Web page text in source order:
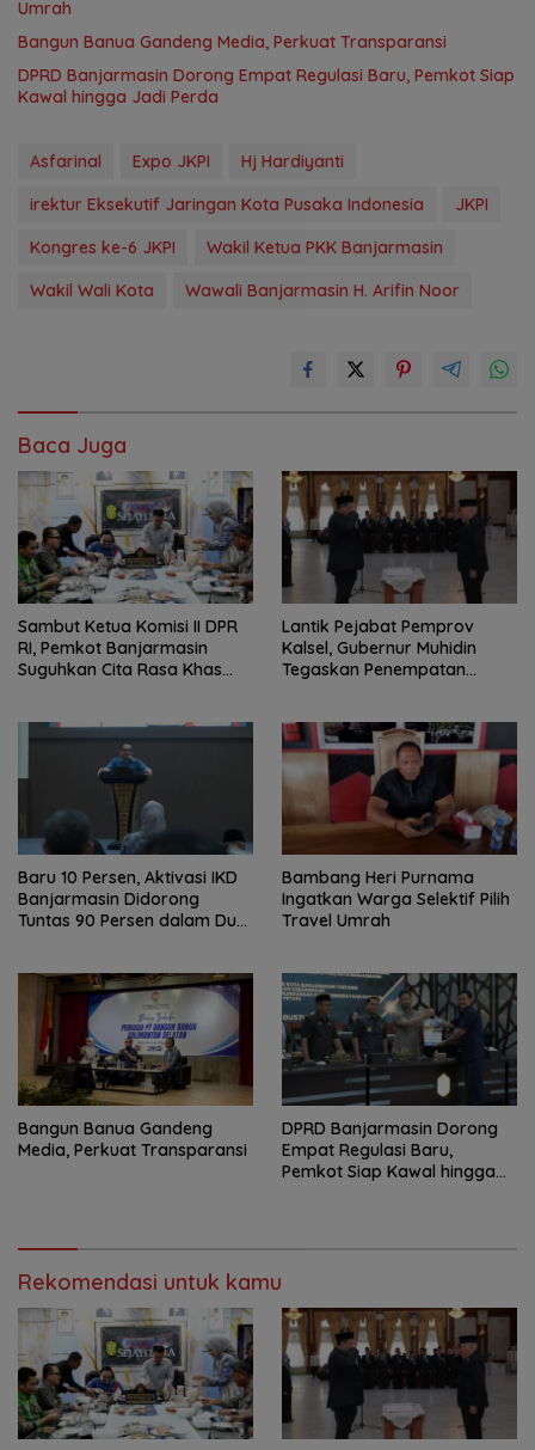
Umrah
Bangun Banua Gandeng Media, Perkuat Transparansi
DPRD Banjarmasin Dorong Empat Regulasi Baru, Pemkot Siap
Kawal hingga Jadi Perda
Asfarinal Expo JKPI
Hj Hardiyanti
irektur Eksekutif Jaringan Kota Pusaka Indonesia
JKPI
Kongres ke-6 JKPI
Wakil Ketua PKK Banjarmasin
Wakil Wali Kota
Wawali Banjarmasin H. Arifin Noor
Baca Juga
Sambut Ketua Komisi II DPR
RI, Pemkot Banjarmasin
Suguhkan Cita Rasa Khas
Lantik Pejabat Pemprov
Kalsel, Gubernur Muhidin
Tegaskan Penempatan
Baru 10 Persen, Aktivasi IKD
Banjarmasin Didorong
Tuntas 90 Persen dalam Dua
Bambang Heri Purnama
Ingatkan Warga Selektif Pilih
Travel Umrah
Bangun Banua Gandeng
Media, Perkuat Transparansi
DPRD Banjarmasin Dorong
Empat Regulasi Baru,
Pemkot Siap Kawal hingga
Rekomendasi untuk kamu